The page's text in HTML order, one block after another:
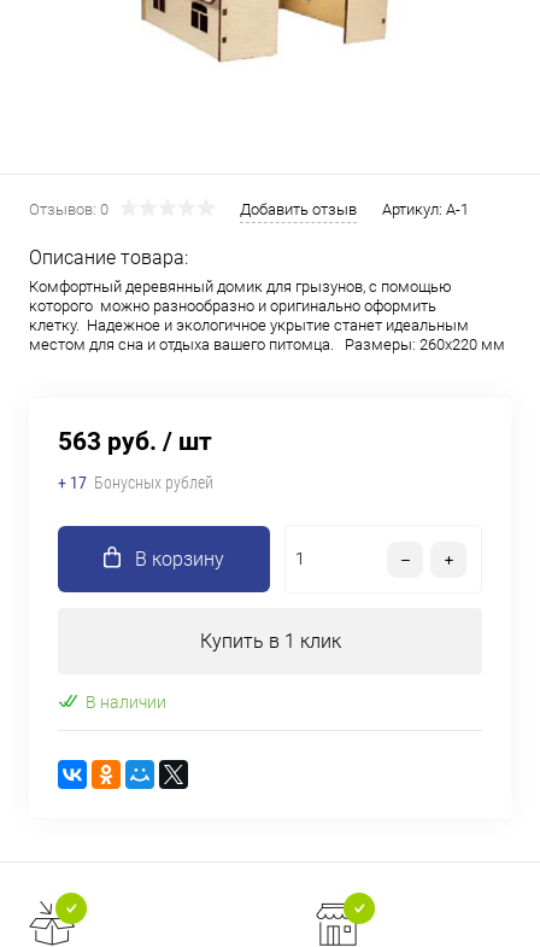
Отзывов: 0 Добавить отзыв Артикул: А-1
Описание товара:
Комфортный деревянный домик для грызунов, с помощью
которого можно разнообразно и оригинально оформить
клетку. Надежное и экологичное укрытие станет идеальным
местом для сна и отдыха вашего питомца. Размеры: 260х220 мм
563 руб. / шт
+ 17 Бонусных рублей
В корзину
Купить в 1 клик
В наличии